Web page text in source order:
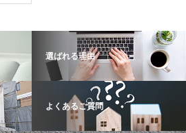
選ばれる理由
よくあるご質問